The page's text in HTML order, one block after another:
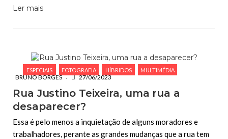
Ler mais
ESPECIAIS FOTOGRAFIA HÍBRIDOS MULTIMÉDIA
BRUNO BORGES 27/06/2023
Rua Justino Teixeira, uma rua a
desaparecer?
Essa é pelo menos a inquietação de alguns moradores e
trabalhadores, perante as grandes mudanças que a rua tem